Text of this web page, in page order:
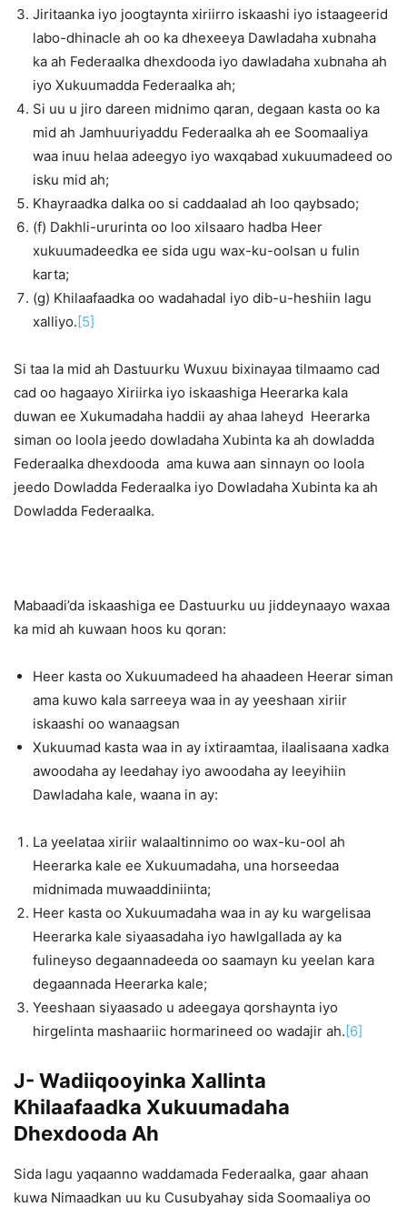
Jiritaanka iyo joogtaynta xiriirro iskaashi iyo istaageerid
labo-dhinacle ah oo ka dhexeeya Dawladaha xubnaha
ka ah Federaalka dhexdooda iyo dawladaha xubnaha ah
iyo Xukuumadda Federaalka ah;
Si uu u jiro dareen midnimo qaran, degaan kasta oo ka
mid ah Jamhuuriyaddu Federaalka ah ee Soomaaliya
waa inuu helaa adeegyo iyo waxqabad xukuumadeed oo
isku mid ah;
Khayraadka dalka oo si caddaalad ah loo qaybsado;
(f) Dakhli-ururinta oo loo xilsaaro hadba Heer
xukuumadeedka ee sida ugu wax-ku-oolsan u fulin
karta;
(g) Khilaafaadka oo wadahadal iyo dib-u-heshiin lagu
xalliyo.[5]
Si taa la mid ah Dastuurku Wuxuu bixinayaa tilmaamo cad
cad oo hagaayo Xiriirka iyo iskaashiga Heerarka kala
duwan ee Xukumadaha haddii ay ahaa laheyd Heerarka
siman oo loola jeedo dowladaha Xubinta ka ah dowladda
Federaalka dhexdooda ama kuwa aan sinnayn oo loola
jeedo Dowladda Federaalka iyo Dowladaha Xubinta ka ah
Dowladda Federaalka.
Mabaadi’da iskaashiga ee Dastuurku uu jiddeynaayo waxaa
ka mid ah kuwaan hoos ku qoran:
Heer kasta oo Xukuumadeed ha ahaadeen Heerar siman
ama kuwo kala sarreeya waa in ay yeeshaan xiriir
iskaashi oo wanaagsan
Xukuumad kasta waa in ay ixtiraamtaa, ilaalisaana xadka
awoodaha ay leedahay iyo awoodaha ay leeyihiin
Dawladaha kale, waana in ay:
La yeelataa xiriir walaaltinnimo oo wax-ku-ool ah
Heerarka kale ee Xukuumadaha, una horseedaa
midnimada muwaaddiniinta;
Heer kasta oo Xukuumadaha waa in ay ku wargelisaa
Heerarka kale siyaasadaha iyo hawlgallada ay ka
fulineyso degaannadeeda oo saamayn ku yeelan kara
degaannada Heerarka kale;
Yeeshaan siyaasado u adeegaya qorshaynta iyo
hirgelinta mashaariic hormarineed oo wadajir ah.[6]
J- Wadiiqooyinka Xallinta
Khilaafaadka Xukuumadaha
Dhexdooda Ah
Sida lagu yaqaanno waddamada Federaalka, gaar ahaan
kuwa Nimaadkan uu ku Cusubyahay sida Soomaaliya oo